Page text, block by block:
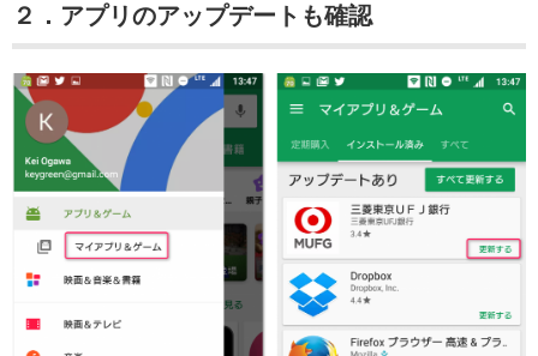
２．アプリのアップデートも確認